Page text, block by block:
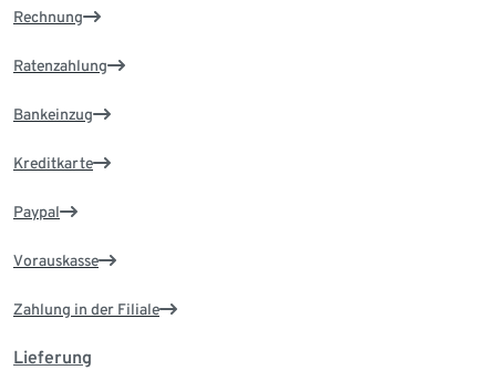
Rechnung
Ratenzahlung
Bankeinzug
Kreditkarte
Paypal
Vorauskasse
Zahlung in der Filiale
Lieferung